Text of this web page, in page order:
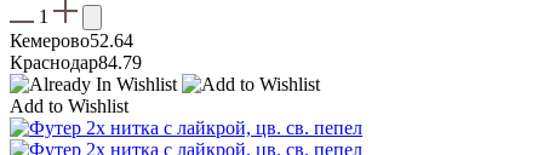
1
Кемерово52.64
Краснодар84.79
Add to Wishlist